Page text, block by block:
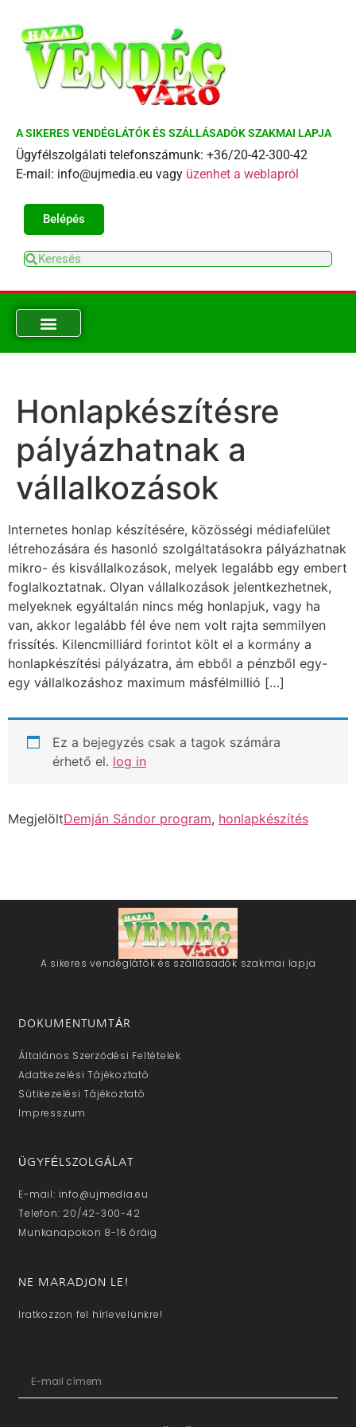
A SIKERES VENDÉGLÁTÓK ÉS SZÁLLÁSADÓK SZAKMAI LAPJA
Ügyfélszolgálati telefonszámunk: +36/20-42-300-42
E-mail: info@ujmedia.eu vagy üzenhet a weblapról
Belépés
Honlapkészítésre
pályázhatnak a
vállalkozások
Internetes honlap készítésére, közösségi médiafelület
létrehozására és hasonló szolgáltatásokra pályázhatnak
mikro- és kisvállalkozások, melyek legalább egy embert
foglalkoztatnak. Olyan vállalkozások jelentkezhetnek,
melyeknek egyáltalán nincs még honlapjuk, vagy ha
van, akkor legalább fél éve nem volt rajta semmilyen
frissítés. Kilencmilliárd forintot költ el a kormány a
honlapkészítési pályázatra, ám ebből a pénzből egy-
egy vállalkozáshoz maximum másfélmillió […]
Ez a bejegyzés csak a tagok számára
érhető el. log in
MegjelöltDemján Sándor program, honlapkészítés
A sikeres vendéglátók és szállásadók szakmai lapja
DOKUMENTUMTÁR
Általános Szerződési Feltételek
Adatkezelési Tájékoztató
Sütikezelési Tájékoztató
Impresszum
ÜGYFÉLSZOLGÁLAT
E-mail: info@ujmedia.eu
Telefon: 20/42-300-42
Munkanapokon 8-16 óráig
NE MARADJON LE!
Iratkozzon fel hírlevelünkre!